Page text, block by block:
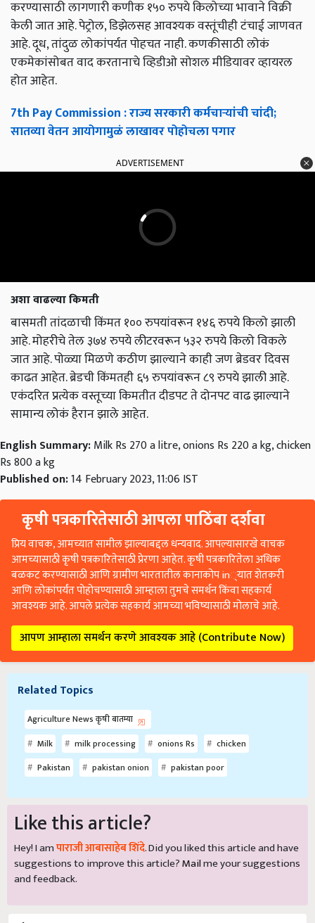
करण्यासाठी लागणारी कणीक १५० रुपये किलोच्या भावाने विक्री
केली जात आहे. पेट्रोल, डिझेलसह आवश्यक वस्तूंचीही टंचाई जाणवत
आहे. दूध, तांदुळ लोकांपर्यत पोहचत नाही. कणकीसाठी लोकं
एकमेकांसोबत वाद करतानाचे व्हिडीओ सोशल मीडियावर व्हायरल
होत आहेत.
7th Pay Commission : राज्य सरकारी कर्मचाऱ्यांची चांदी;
सातव्या वेतन आयोगामुळं लाखावर पोहोचला पगार
ADVERTISEMENT
अशा वाढल्या किमती
बासमती तांदळाची किंमत १०० रुपयांवरून १४६ रुपये किलो झाली
आहे. मोहरीचे तेल ३७४ रुपये लीटरवरून ५३२ रुपये किलो विकले
जात आहे. पोळ्या मिळणे कठीण झाल्याने काही जण ब्रेडवर दिवस
काढत आहेत. ब्रेडची किंमतही ६५ रुपयांवरून ८९ रुपये झाली आहे.
एकंदरित प्रत्येक वस्तूच्या किमतीत दीडपट ते दोनपट वाढ झाल्याने
सामान्य लोकं हैरान झाले आहेत.
English Summary:Milk Rs 270 a litre, onions Rs 220 a kg, chicken
Rs 800 a kg
Published on:14 February 2023, 11:06 IST
कृषी पत्रकारितेसाठी आपला पाठिंबा दर्शवा
प्रिय वाचक, आमच्यात सामील झाल्याबद्दल धन्यवाद. आपल्यासारखे वाचक
आमच्यासाठी कृषी पत्रकारितेसाठी प्रेरणा आहेत. कृषी पत्रकारितेला अधिक
बळकट करण्यासाठी आणि ग्रामीण भारतातील कानाकोप in्यात शेतकरी
आणि लोकांपर्यंत पोहोचण्यासाठी आम्हाला तुमचे समर्थन किंवा सहकार्य
आवश्यक आहे. आपले प्रत्येक सहकार्य आमच्या भविष्यासाठी मोलाचे आहे.
आपण आम्हाला समर्थन करणे आवश्यक आहे (Contribute Now)
Related Topics
Agriculture News कृषी बातम्या
Milk
milk processing onions Rs
chicken
Pakistan
pakistan onion pakistan poor
Like this article?
Hey! I amपाराजी आबासाहेब शिंदे. Did you liked this article and have
suggestions to improve this article?Mailme your suggestions
and feedback.